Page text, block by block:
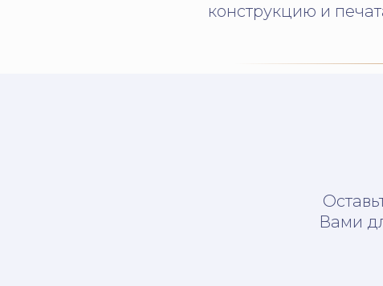
конструкцию и
Вами